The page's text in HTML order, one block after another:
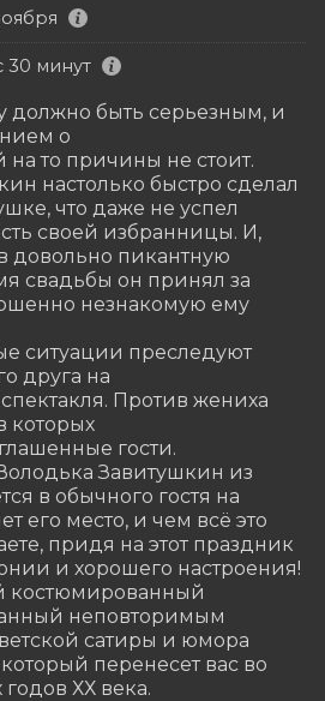
30 минут
должно быть серьезным, и
о
на то причины не стоит.
настолько быстро сделал
что даже не успел
своей избранницы. И,
довольно пикантную
свадьбы он принял за
незнакомую ему
ситуации преследуют
друга на
Против жениха
которых
гости.
Завитушкин из
в обычного гостя на
его место, и чем всё это
придя на этот праздник
и хорошего настроения!
костюмированный
неповторимым
сатиры и юмора
перенесет вас во
ХХ века.